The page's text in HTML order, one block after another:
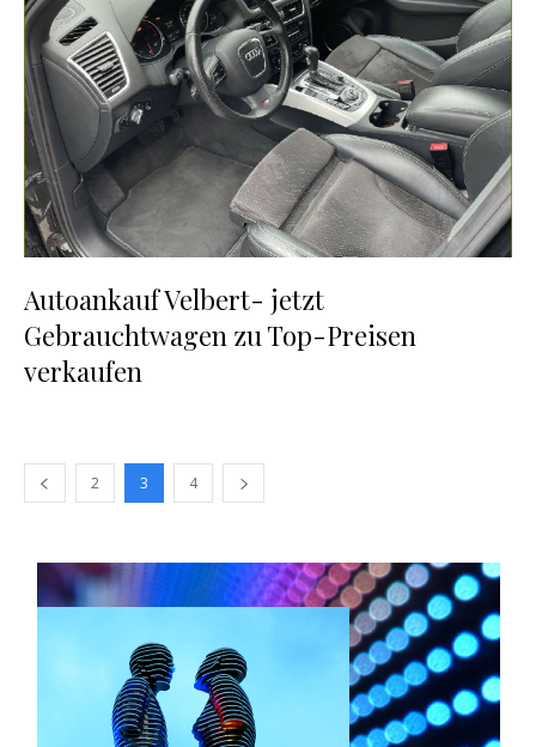
Autoankauf Velbert- jetzt
Gebrauchtwagen zu Top-Preisen
verkaufen
2 3 4